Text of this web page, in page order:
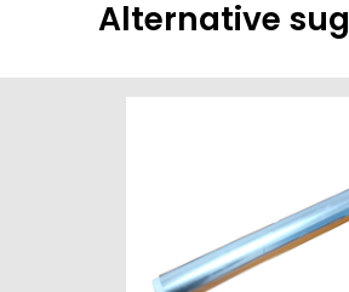
Alternative